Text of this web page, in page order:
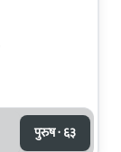
पुरुष · ६३